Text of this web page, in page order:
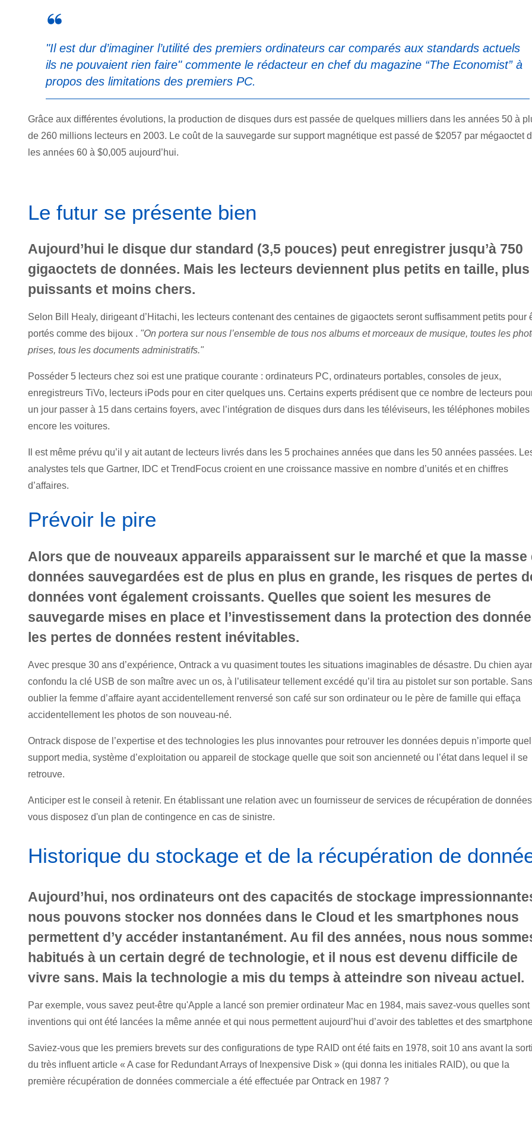
"Il est dur d’imaginer l’utilité des premiers ordinateurs car comparés aux standards actuels
ils ne pouvaient rien faire"commente le rédacteur en chef du magazine “The Economist” à
propos des limitations des premiers PC.
Grâce aux différentes évolutions, la production de disques durs est passée de quelques milliers dans les années 50 à
de 260 millions lecteurs en 2003. Le coût de la sauvegarde sur support magnétique est passé de $2057 par mégaoctet
les années 60 à $0,005 aujourd’hui.
Le futur se présente bien
Aujourd’hui le disque dur standard (3,5 pouces) peut enregistrer jusqu’à 750
gigaoctets de données. Mais les lecteurs deviennent plus petits en taille, plus
puissants et moins chers.
Selon Bill Healy, dirigeant d’Hitachi, les lecteurs contenant des centaines de gigaoctets seront suffisamment petits pour
portés comme des bijoux . "On portera sur nous l’ensemble de tous nos albums et morceaux de musique, toutes les
prises, tous les documents administratifs."
Posséder 5 lecteurs chez soi est une pratique courante : ordinateurs PC, ordinateurs portables, consoles de jeux,
enregistreurs TiVo, lecteurs iPods pour en citer quelques uns. Certains experts prédisent que ce nombre de lecteurs
un jour passer à 15 dans certains foyers, avec l’intégration de disques durs dans les téléviseurs, les téléphones mobiles
encore les voitures.
Il est même prévu qu’il y ait autant de lecteurs livrés dans les 5 prochaines années que dans les 50 années passées.
analystes tels que Gartner, IDC et TrendFocus croient en une croissance massive en nombre d’unités et en chiffres
d’affaires.
Prévoir le pire
Alors que de nouveaux appareils apparaissent sur le marché et que la masse
données sauvegardées est de plus en plus en grande, les risques de pertes
données vont également croissants. Quelles que soient les mesures de
sauvegarde mises en place et l’investissement dans la protection des
les pertes de données restent inévitables.
Avec presque 30 ans d’expérience, Ontrack a vu quasiment toutes les situations imaginables de désastre. Du chien
confondu la clé USB de son maître avec un os, à l’utilisateur tellement excédé qu’il tira au pistolet sur son portable. Sans
oublier la femme d’affaire ayant accidentellement renversé son café sur son ordinateur ou le père de famille qui effaça
accidentellement les photos de son nouveau-né.
Ontrack dispose de l’expertise et des technologies les plus innovantes pour retrouver les données depuis n’importe quel
support media, système d’exploitation ou appareil de stockage quelle que soit son ancienneté ou l’état dans lequel il se
retrouve.
Anticiper est le conseil à retenir. En établissant une relation avec un fournisseur de services de récupération de
vous disposez d'un plan de contingence en cas de sinistre.
Historique du stockage et de la récupération de
Aujourd’hui, nos ordinateurs ont des capacités de stockage
nous pouvons stocker nos données dans le Cloud et les smartphones nous
permettent d’y accéder instantanément. Au fil des années, nous nous
habitués à un certain degré de technologie, et il nous est devenu difficile de
vivre sans. Mais la technologie a mis du temps à atteindre son niveau actuel.
Par exemple, vous savez peut-être qu'Apple a lancé son premier ordinateur Mac en 1984, mais savez-vous quelles sont
inventions qui ont été lancées la même année et qui nous permettent aujourd’hui d’avoir des tablettes et des
Saviez-vous que les premiers brevets sur des configurations de type RAID ont été faits en 1978, soit 10 ans avant la
du très influent article « A case for Redundant Arrays of Inexpensive Disk » (qui donna les initiales RAID), ou que la
première récupération de données commerciale a été effectuée par Ontrack en 1987 ?